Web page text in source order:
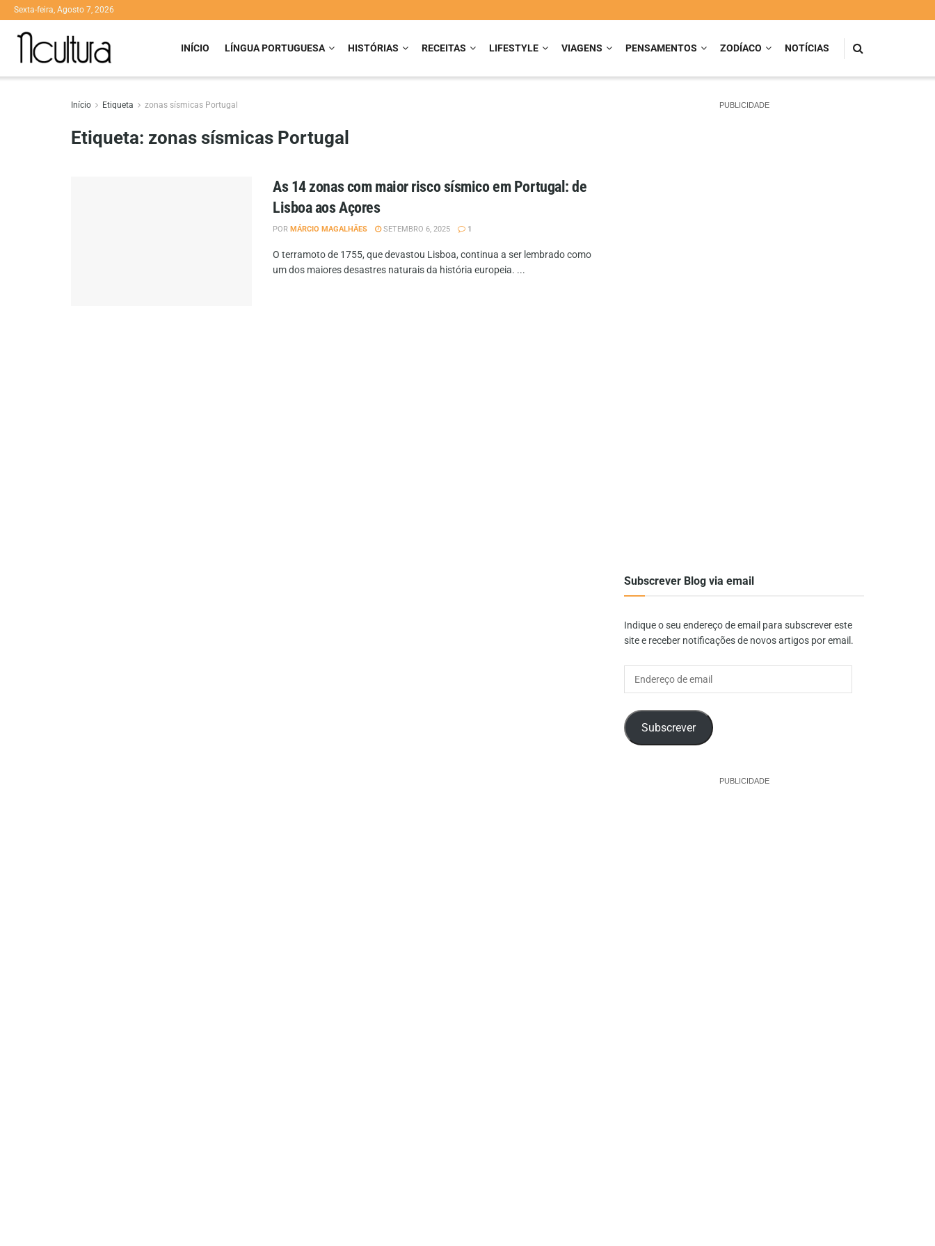
Sexta-feira, Agosto 7, 2026
INÍCIO LÍNGUA PORTUGUESA HISTÓRIAS RECEITAS LIFESTYLE VIAGENS PENSAMENTOS ZODÍACO NOTÍCIAS
Início Etiqueta zonas sísmicas Portugal
Etiqueta: zonas sísmicas Portugal
As 14 zonas com maior risco sísmico em Portugal: de
Lisboa aos Açores
POR MÁRCIO MAGALHÃES SETEMBRO 6, 2025 1
O terramoto de 1755, que devastou Lisboa, continua a ser lembrado como
um dos maiores desastres naturais da história europeia. ...
PUBLICIDADE
Subscrever Blog via email
Indique o seu endereço de email para subscrever este
site e receber notificações de novos artigos por email.
Subscrever
PUBLICIDADE